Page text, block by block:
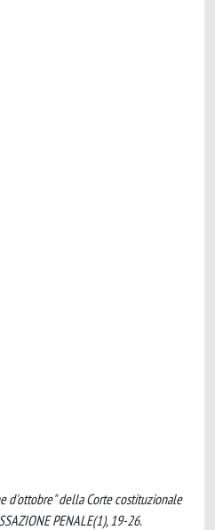
d'ottobre" della Corte costituzionale
PENALE(1), 19-26.